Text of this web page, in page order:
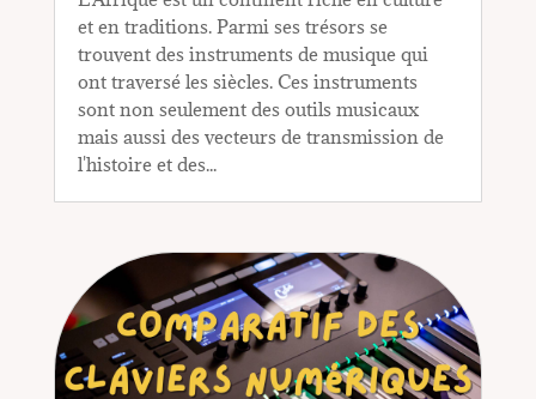
et en traditions. Parmi ses trésors se
trouvent des instruments de musique qui
ont traversé les siècles. Ces instruments
sont non seulement des outils musicaux
mais aussi des vecteurs de transmission de
l'histoire et des...